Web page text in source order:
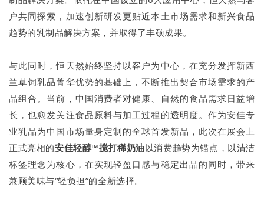
户共同探索，加速创新研发更贴近本土市场需求和新兴食品
趋势的乳制品解决方案，并取得了丰硕成果。
与此同时，恒天然始终坚持以客户为中心，在充分发挥新西
兰草饲乳品菁华优势的基础上，不断推出契合市场需求的产
品组合。当前，中国消费者对健康、自然的食品需求日益增
长，也愈发关注食品原料与加工过程的透明度。作为安佳专
业乳品为中国市场量身定制的全球首发新品，此次在展会上
正式亮相的安佳轻醇™搅打稀奶油以消费趋势为锚点，以清洁
标签理念为核心，在实现轻盈口感与稳定出品的同时，带来
兼顾美味与“轻负担”的全新选择。